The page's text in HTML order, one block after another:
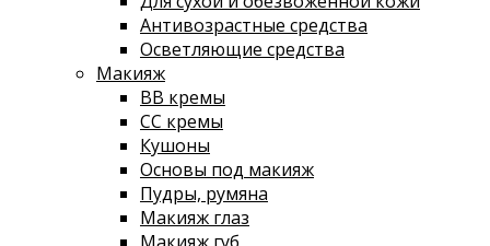
Антивозрастные средства
Осветляющие средства
Макияж
ВВ кремы
СС кремы
Кушоны
Основы под макияж
Пудры, румяна
Макияж глаз